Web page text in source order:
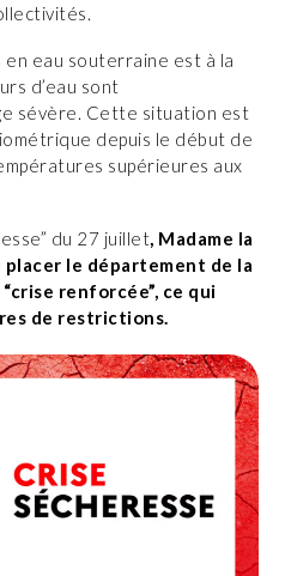
en eau souterraine est à la
d’eau sont
sévère. Cette situation est
depuis le début de
supérieures aux
du 27 juillet, Madame la
le département de la
renforcée”, ce qui
de restrictions.